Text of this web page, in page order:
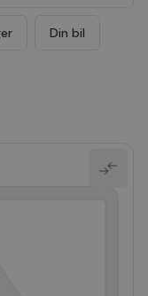
Din bil